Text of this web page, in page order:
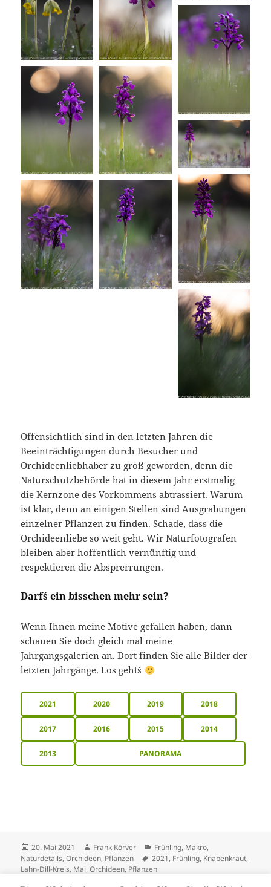
Offensichtlich sind in den letzten Jahren die
Beeinträchtigungen durch Besucher und
Orchideenliebhaber zu groß geworden, denn die
Naturschutzbehörde hat in diesem Jahr erstmalig
die Kernzone des Vorkommens abtrassiert. Warum
ist klar, denn an einigen Stellen sind Ausgrabungen
einzelner Pflanzen zu finden. Schade, dass die
Orchideenliebe so weit geht. Wir Naturfotografen
bleiben aber hoffentlich vernünftig und
respektieren die Absprerrungen.
Darf´s ein bisschen mehr sein?
Wenn Ihnen meine Motive gefallen haben, dann
schauen Sie doch gleich mal meine
Jahrgangsgalerien an. Dort finden Sie alle Bilder der
letzten Jahrgänge. Los geht´s
2021 2020 2019 2018
2017 2016 2015 2014
2013 PANORAMA
Veröffentlicht
am
20. Mai 2021 Autor
Frank Körver Kategorien
Frühling, Makro,
Naturdetails,Orchideen, Pflanzen Schlagwörter
2021, Frühling, Knabenkraut,
Lahn-Dill-Kreis, Mai,Orchideen, Pflanzen